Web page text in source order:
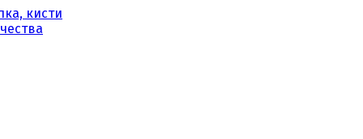
кисти